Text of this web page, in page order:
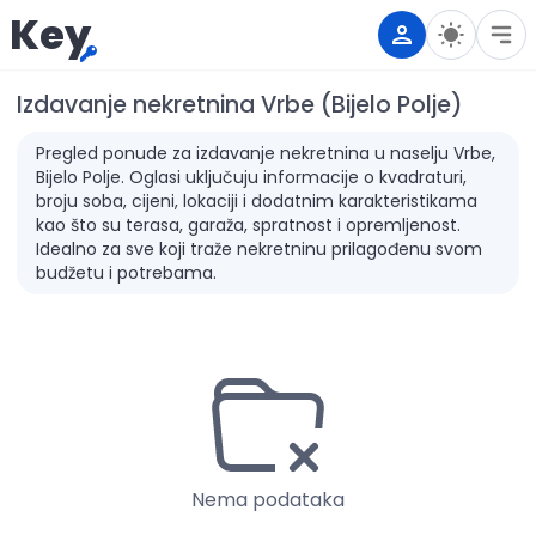
Key
Izdavanje nekretnina Vrbe (Bijelo Polje)
Pregled ponude za izdavanje nekretnina u naselju Vrbe,
Bijelo Polje. Oglasi uključuju informacije o kvadraturi,
broju soba, cijeni, lokaciji i dodatnim karakteristikama
kao što su terasa, garaža, spratnost i opremljenost.
Idealno za sve koji traže nekretninu prilagođenu svom
budžetu i potrebama.
Nema podataka